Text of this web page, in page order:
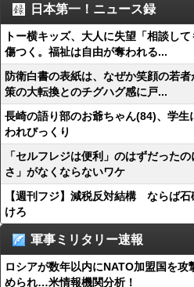
日本第一！ニュース録
トー横キッズ、大人に失望「相談し
傷つく。福祉は自由が奪われる...
防衛白書の表紙は、なぜか笑顔の若
策の大転換とのチグハグ感に戸...
長崎の語り部のお爺ちゃん(84)、学
われびっくり
「セルフレジは便利」のはずだった
さ」がなくならないワケ
【週刊フジ】減税反対結構 ならば
けろ
軍事ミリタリー速報
ロシアが数年以内にNATO加盟国を
められ…米情報機関分析！